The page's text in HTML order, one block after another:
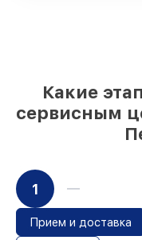
приступает
Какие
сервисным
1
Прием и доставка